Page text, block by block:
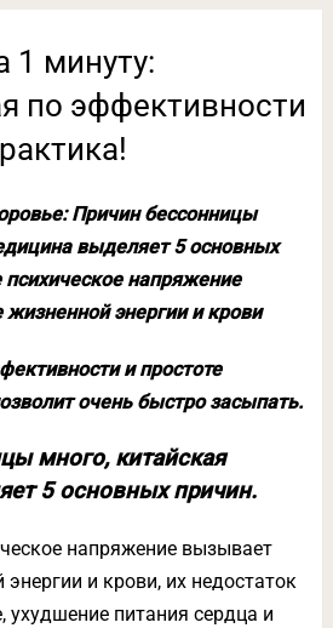
1 минуту:
по эффективности
Причин бессонницы
выделяет 5 основных
напряжение
энергии и крови
и простоте
очень быстро засыпать.
много, китайская
5 основных причин.
напряжение вызывает
и крови, их недостаток
ухудшение питания сердца и